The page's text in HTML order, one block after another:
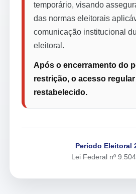
temporário, visando
das normas eleitorais
comunicação institucional
eleitoral.
Após o encerramento do
restrição, o acesso
restabelecido.
Período Eleitoral
Lei Federal nº